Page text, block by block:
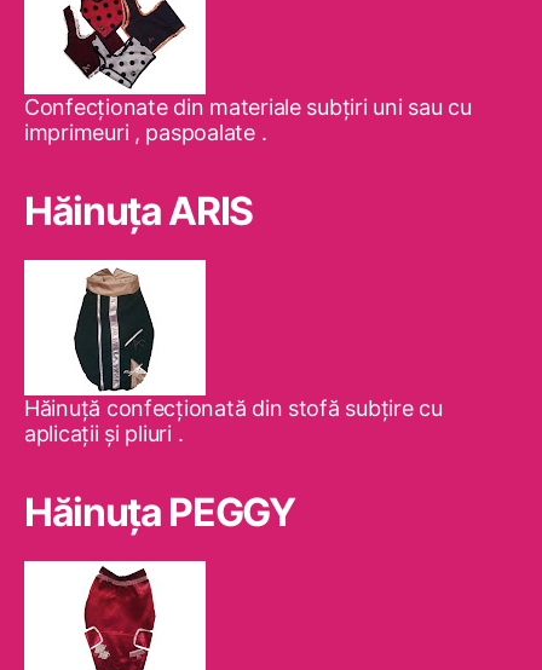
Confecţionate din materiale subţiri uni sau cu
imprimeuri , paspoalate .
Hăinuţa ARIS
Hăinuţă confecţionată din stofă subţire cu
aplicaţii şi pliuri .
Hăinuţa PEGGY